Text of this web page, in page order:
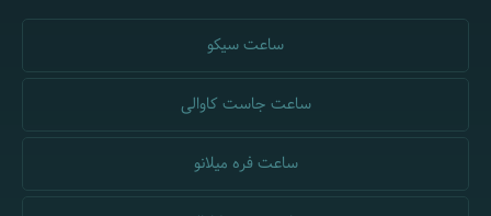
ساعت سیکو
ساعت جاست کاوالی
ساعت فره میلانو